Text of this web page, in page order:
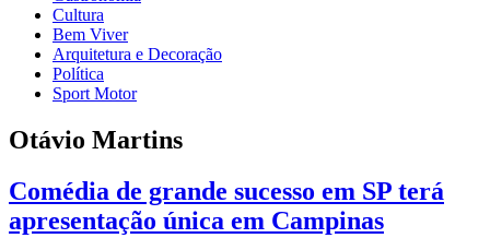
Cultura
Bem Viver
Arquitetura e Decoração
Política
Sport Motor
Otávio Martins
Comédia de grande sucesso em SP terá
apresentação única em Campinas